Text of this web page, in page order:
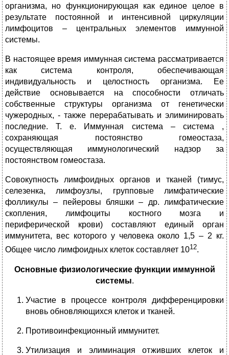
организма, но функционирующая как единое целое в
результате постоянной и интенсивной циркуляции
лимфоцитов – центральных элементов иммунной
системы.
В настоящее время иммунная система рассматривается
как система контроля, обеспечивающая
индивидуальность и целостность организма. Ее
действие основывается на способности отличать
собственные структуры организма от генетически
чужеродных, - также перерабатывать и элиминировать
последние. Т. е. Иммунная система – система ,
сохраняющая постоянство гомеостаза,
осуществляющая иммунологический надзор за
постоянством гомеостаза.
Совокупность лимфоидных органов и тканей (тимус,
селезенка, лимфоузлы, групповые лимфатические
фолликулы – пейеровы бляшки – др. лимфатические
скопления, лимфоциты костного мозга и
периферической крови) составляют единый орган
иммунитета, вес которого у человека около 1,5 – 2 кг.
Общее число лимфоидных клеток составляет 1012.
Основные физиологические функции иммунной
системы.
Участие в процессе контроля дифференцировки
вновь обновляющихся клеток и тканей.
Противоинфекционный иммунитет.
Утилизация и элиминация отживших клеток и